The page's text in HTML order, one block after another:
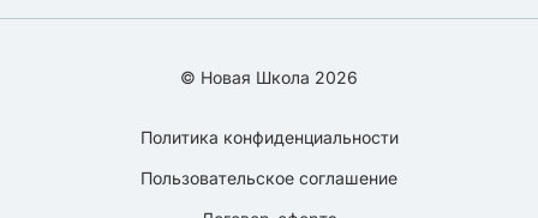
© Новая Школа 2026
Политика конфиденциальности
Пользовательское соглашение